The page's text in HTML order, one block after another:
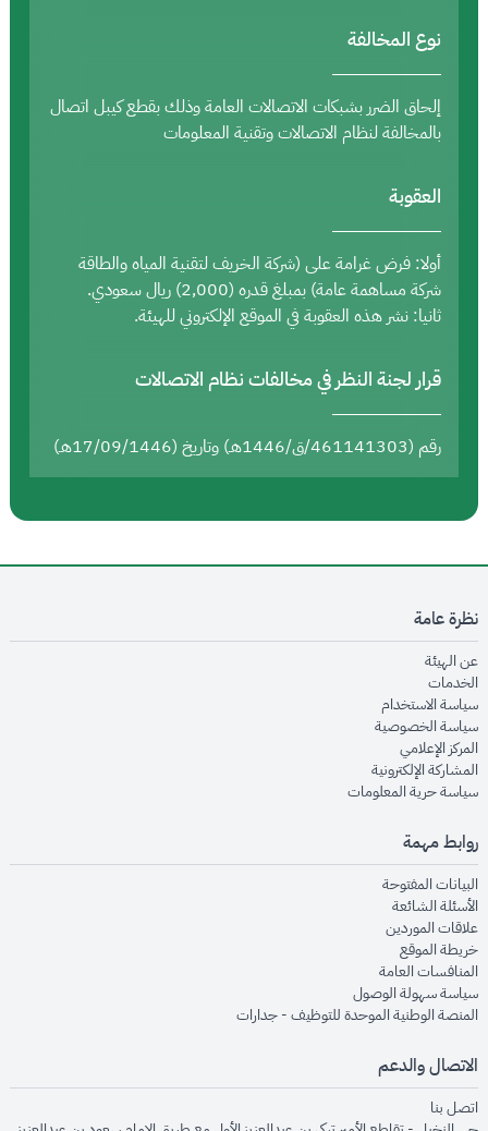
نوع المخالفة
إلحاق الضرر بشبكات الاتصالات العامة وذلك بقطع كيبل اتصال
بالمخالفة لنظام الاتصالات وتقنية المعلومات
العقوبة
أولا: فرض غرامة على (شركة الخريف لتقنية المياه والطاقة
شركة مساهمة عامة) بمبلغ قدره (2,000) ريال سعودي.
ثانيا: نشر هذه العقوبة في الموقع الإلكتروني للهيئة.
قرار لجنة النظر في مخالفات نظام الاتصالات
رقم (461141303/ق/1446هـ) وتاريخ (17/09/1446هـ)
نظرة عامة
عن الهيئةopens in new window
الخدماتopens in new window
سياسة الاستخدام
سياسة الخصوصيةopens in new window
المركز الإعلاميopens in new window
المشاركة الإلكترونيةopens in new window
سياسة حرية المعلوماتopens in new window
روابط مهمة
البيانات المفتوحةopens in new window
الأسئلة الشائعةopens in new window
علاقات الموردينopens in new window
خريطة الموقعopens in new window
المنافسات العامةopens in new window
سياسة سهولة الوصولopens in new window
المنصة الوطنية الموحدة للتوظيف - جداراتopens in new window
الاتصال والدعم
اتصل بنا